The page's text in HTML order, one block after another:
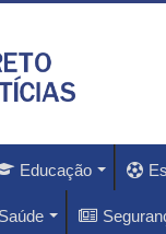
Educação
Saúde